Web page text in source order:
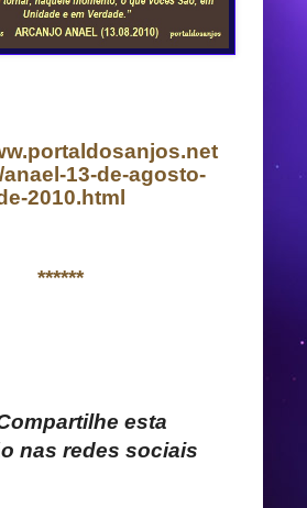
anael-13-de-agosto-
2010.html
******
esta
nas redes sociais